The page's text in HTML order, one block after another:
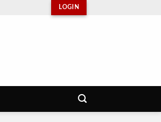
LOGIN